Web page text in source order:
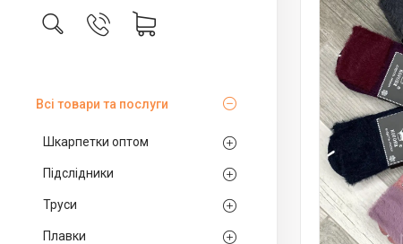
Всі товари та послуги
Шкарпетки оптом
Підслідники
Труси
Плавки